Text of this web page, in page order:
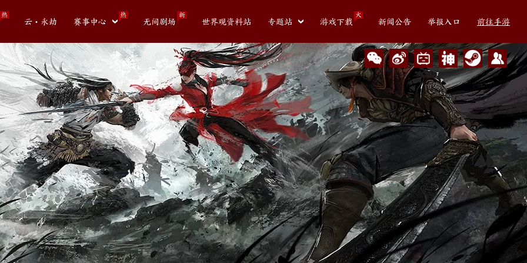
热
云・永劫 赛事中心
热
无间剧场
新
世界观资料站 专题站 游戏下载
火
新闻公告 举报入口 前往手游